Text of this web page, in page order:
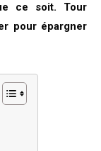
ce soit. Tour
pour épargner